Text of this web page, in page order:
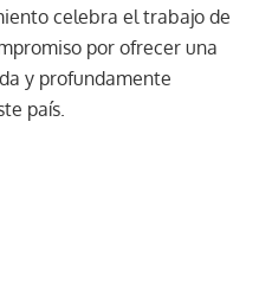
celebra el trabajo de
por ofrecer una
y profundamente
país.